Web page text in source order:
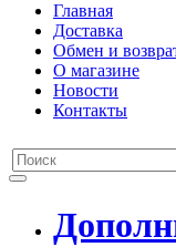
Главная
Доставка
Обмен и
О магазине
Новости
Контакты